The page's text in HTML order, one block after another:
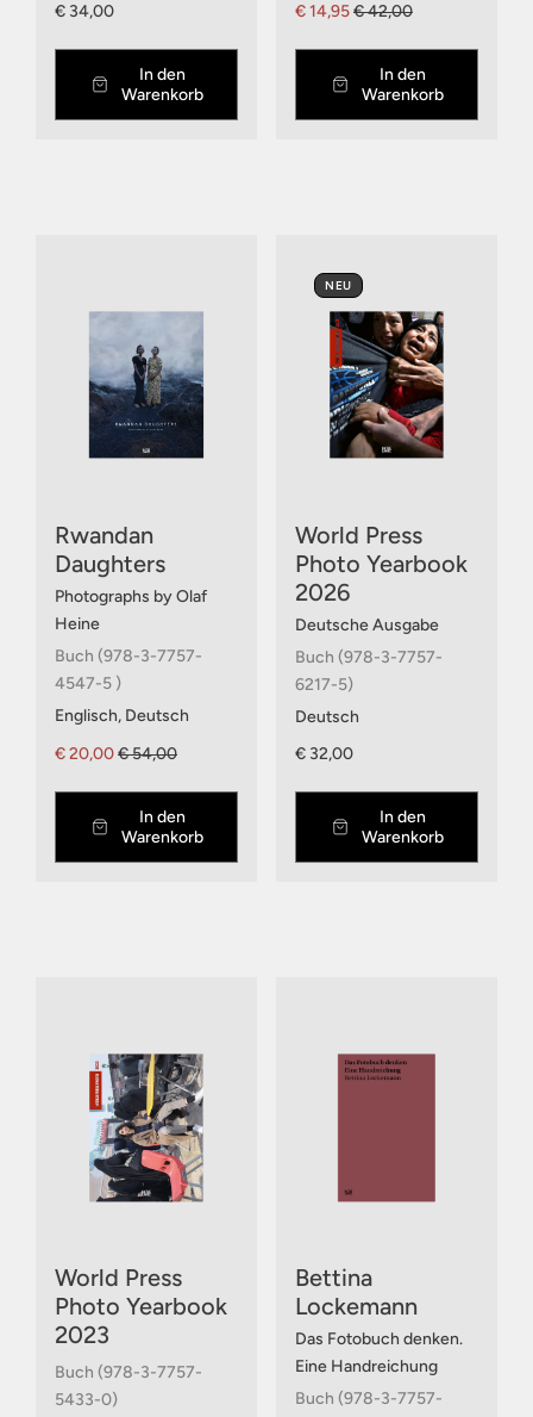
€ 34,00
In den
Warenkorb
€ 14,95€ 42,00
In den
Warenkorb
Rwandan
Daughters
Photographs by Olaf
Heine
Buch (978-3-7757-
4547-5 )
Englisch, Deutsch
€ 20,00€ 54,00
In den
Warenkorb
NEU
World Press
Photo Yearbook
2026
Deutsche Ausgabe
Buch (978-3-7757-
6217-5)
Deutsch
€ 32,00
In den
Warenkorb
World Press
Photo Yearbook
2023
Buch (978-3-7757-
5433-0)
Bettina
Lockemann
Das Fotobuch denken.
Eine Handreichung
Buch (978-3-7757-